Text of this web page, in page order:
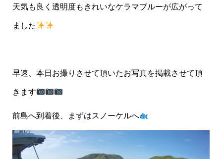
天気も良く透明度もきれいなケラマブルーが広がって
ました
早速、本日お撮りさせて頂いたお写真を掲載させて頂
きます
前島へ到着後、まずはスノーケルへ